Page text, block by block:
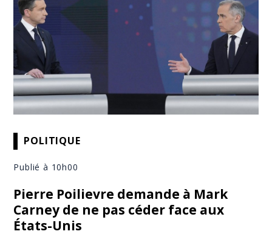
POLITIQUE
Publié à 10h00
Pierre Poilievre demande à Mark
Carney de ne pas céder face aux
États-Unis